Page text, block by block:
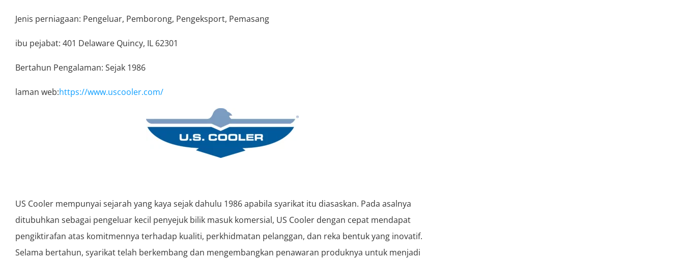
Jenis perniagaan: Pengeluar, Pemborong, Pengeksport, Pemasang
ibu pejabat: 401 Delaware Quincy, IL 62301
Bertahun Pengalaman: Sejak 1986
laman web:https://www.uscooler.com/
US Cooler mempunyai sejarah yang kaya sejak dahulu 1986 apabila syarikat itu diasaskan. Pada asalnya
ditubuhkan sebagai pengeluar kecil penyejuk bilik masuk komersial, US Cooler dengan cepat mendapat
pengiktirafan atas komitmennya terhadap kualiti, perkhidmatan pelanggan, dan reka bentuk yang inovatif.
Selama bertahun, syarikat telah berkembang dan mengembangkan penawaran produknya untuk menjadi